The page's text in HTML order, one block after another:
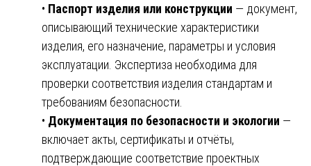
• Паспорт изделия или конструкции — документ,
описывающий технические характеристики
изделия, его назначение, параметры и условия
эксплуатации. Экспертиза необходима для
проверки соответствия изделия стандартам и
требованиям безопасности.
• Документация по безопасности и экологии —
включает акты, сертификаты и отчёты,
подтверждающие соответствие проектных